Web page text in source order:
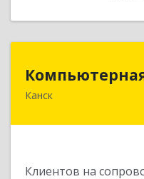
Канск
Клиентов на